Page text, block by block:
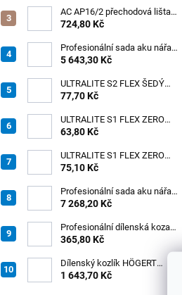
AC AP16/2 přechodová lišta
pro kabely, hliník elox stříbro,
724,80 Kč
Profesionální sada aku nářadí
3v1 HÖGERT
5 643,30 Kč
ULTRALITE S2 FLEX ŠEDÝ
/15kg
77,70 Kč
ULTRALITE S1 FLEX ZERO
ŠEDÝ /15kg
63,80 Kč
ULTRALITE S1 FLEX ZERO
BÍLÝ NOVINKA/15kg
75,10 Kč
Profesionální sada aku nářadí
3v1 20V HÖGERT
7 268,20 Kč
Profesionální dílenská koza
HÖGERT HT7G550
365,80 Kč
Dílenský kozlík HÖGERT
HT7G551
1 643,70 Kč